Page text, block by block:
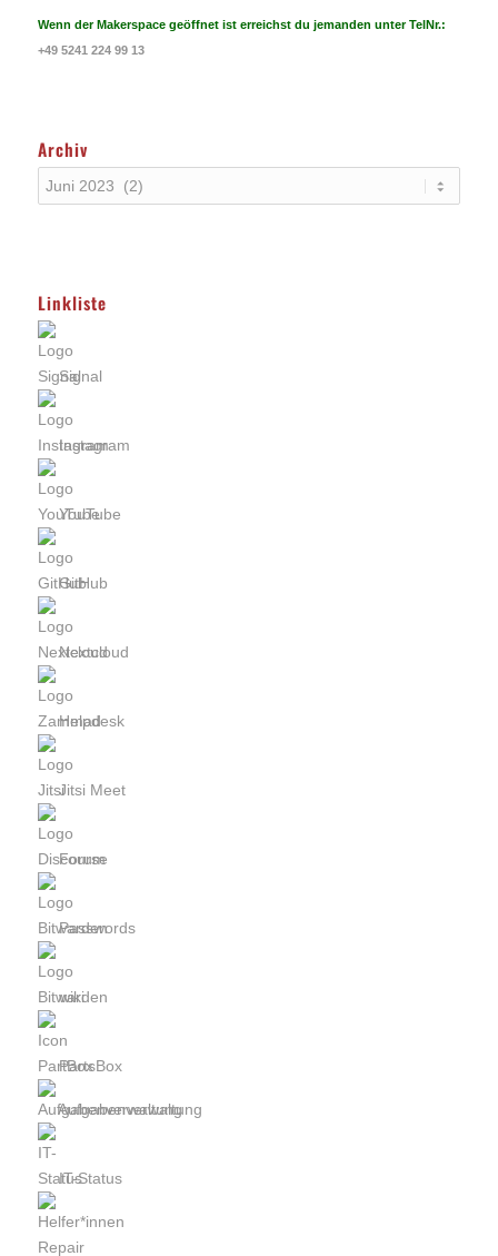
Wenn der Makerspace geöffnet ist erreichst du jemanden unter TelNr.:
+49 5241 224 99 13
Archiv
Linkliste
Signal
Instagram
YouTube
GitHub
Nextcloud
Helpdesk
Jitsi Meet
Forum
Passwords
wiki
PartsBox
Aufgabenverwaltung
IT-Status